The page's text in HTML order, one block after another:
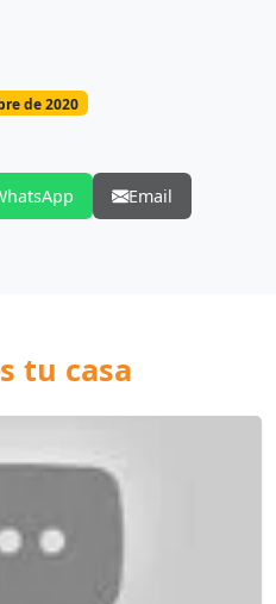
de 2020
Email
tu casa